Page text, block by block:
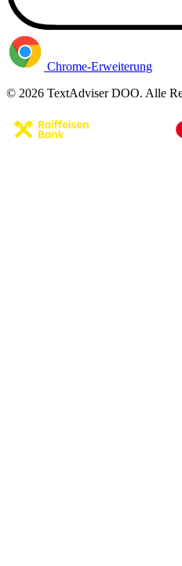
Chrome-Erweiterung
© 2026 TextAdviser DOO. Alle